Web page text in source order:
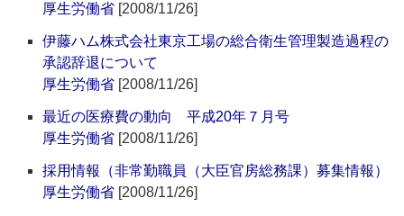
厚生労働省 [2008/11/26]
伊藤ハム株式会社東京工場の総合衛生管理製造過程の
承認辞退について
厚生労働省 [2008/11/26]
最近の医療費の動向 平成20年７月号
厚生労働省 [2008/11/26]
採用情報（非常勤職員（大臣官房総務課）募集情報）
厚生労働省 [2008/11/26]